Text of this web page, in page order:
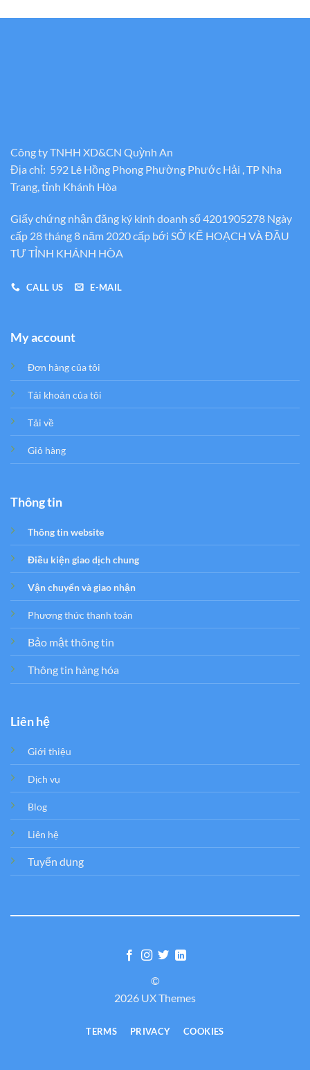
Công ty TNHH XD&CN Quỳnh An
Địa chỉ: 592 Lê Hồng Phong Phường Phước Hải , TP Nha
Trang, tỉnh Khánh Hòa
Giấy chứng nhận đăng ký kinh doanh số 4201905278 Ngày
cấp 28 tháng 8 năm 2020 cấp bới SỞ KẾ HOẠCH VÀ ĐẦU
TƯ TỈNH KHÁNH HÒA
CALL US E-MAIL
My account
Đơn hàng của tôi
Tải khoản của tôi
Tải về
Giỏ hàng
Thông tin
Thông tin website
Điều kiện giao dịch chung
Vận chuyển và giao nhận
Phương thức thanh toán
Bảo mật thông tin
Thông tin hàng hóa
Liên hệ
Giới thiệu
Dịch vụ
Blog
Liên hệ
Tuyển dụng
©
2026 UX Themes
TERMS PRIVACY COOKIES